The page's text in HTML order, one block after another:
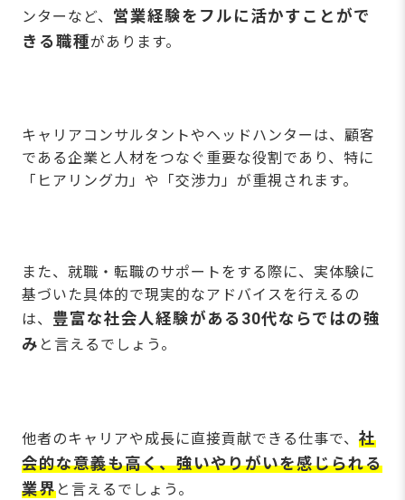
ンターなど、 営業経験をフルに活かすことがで
きる職種があります。
キャリアコンサルタントやヘッドハンターは、顧客
である企業と人材をつなぐ重要な役割であり、特に
「ヒアリング力」や「交渉力」が重視されます。
また、就職・転職のサポートをする際に、実体験に
基づいた具体的で現実的なアドバイスを行えるの
は、 豊富な社会人経験がある30代ならではの強
み と言えるでしょう。
他者のキャリアや成長に直接貢献できる仕事で、 社
会的な意義も高く、強いやりがいを感じられる
業界と言えるでしょう。